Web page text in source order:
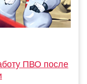
ПВО после